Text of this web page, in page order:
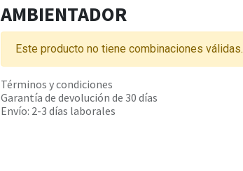
AMBIENTADOR
Este producto no tiene combinaciones válidas.
Términos y condiciones
Garantía de devolución de 30 días
Envío: 2-3 días laborales